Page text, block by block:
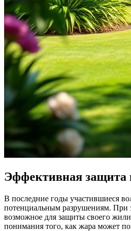
Эффективная защита
В последние годы участившиеся
потенциальным разрушениям. При
возможное для защиты своего
понимания того, как жара может